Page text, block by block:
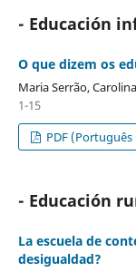
- Educación
O que dizem os
Maria Serrão,
1-15
PDF
- Educación
La escuela de
desigualdad?